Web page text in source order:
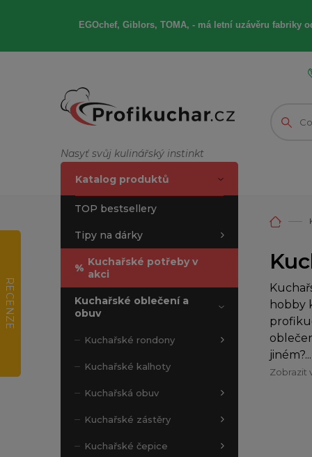
EGOchef, Giblors, TOMA, -má letní uzávěru fabriky
Nasyť svůj kulinářský instinkt
Katalog produktů
TOP bestsellery
Tipy na dárky
% Kuchařské potřeby v
akci
Kuchařské oblečení a
obuv
Kuchařské rondony
Kuchařské kalhoty
Kuchařská obuv
Kuchařské zástěry
Kuchařské čepice
hobby
jiném?...
Zobrazit
RECENZE